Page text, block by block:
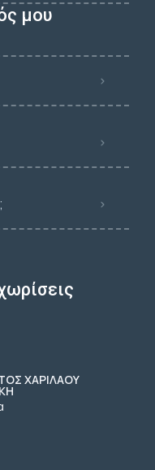
μου
ΧΑΡΙΛΑΟΥ